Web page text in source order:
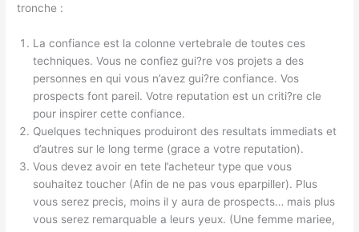
tronche :
La confiance est la colonne vertebrale de toutes ces
techniques. Vous ne confiez gui?re vos projets a des
personnes en qui vous n’avez gui?re confiance. Vos
prospects font pareil. Votre reputation est un criti?re cle
pour inspirer cette confiance.
Quelques techniques produiront des resultats immediats et
d’autres sur le long terme (grace a votre reputation).
Vous devez avoir en tete l’acheteur type que vous
souhaitez toucher (Afin de ne pas vous eparpiller). Plus
vous serez precis, moins il y aura de prospects… mais plus
vous serez remarquable a leurs yeux. (Une femme mariee,